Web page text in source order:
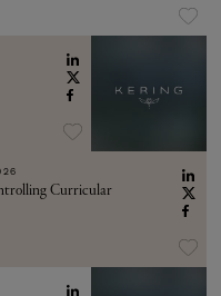
Curricular